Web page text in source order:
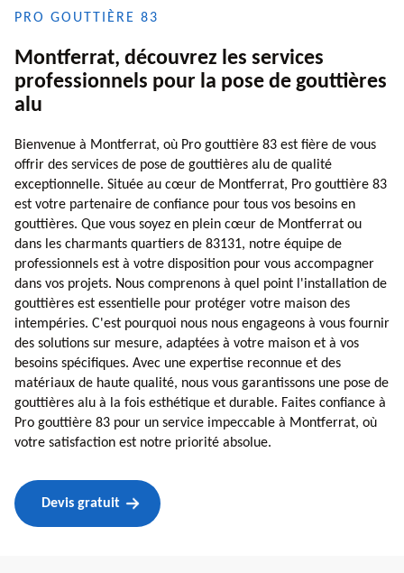
PRO GOUTTIÈRE 83
Montferrat, découvrez les services
professionnels pour la pose de gouttières
alu
Bienvenue à Montferrat, où Pro gouttière 83 est fière de vous
offrir des services de pose de gouttières alu de qualité
exceptionnelle. Située au cœur de Montferrat, Pro gouttière 83
est votre partenaire de confiance pour tous vos besoins en
gouttières. Que vous soyez en plein cœur de Montferrat ou
dans les charmants quartiers de 83131, notre équipe de
professionnels est à votre disposition pour vous accompagner
dans vos projets. Nous comprenons à quel point l'installation de
gouttières est essentielle pour protéger votre maison des
intempéries. C'est pourquoi nous nous engageons à vous fournir
des solutions sur mesure, adaptées à votre maison et à vos
besoins spécifiques. Avec une expertise reconnue et des
matériaux de haute qualité, nous vous garantissons une pose de
gouttières alu à la fois esthétique et durable. Faites confiance à
Pro gouttière 83 pour un service impeccable à Montferrat, où
votre satisfaction est notre priorité absolue.
Devis gratuit